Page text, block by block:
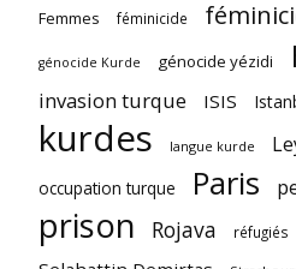
Femmes féminicide
génocide Kurde génocide yézidi
invasion turque ISIS
kurdes langue kurde
occupation turque Paris
prison Rojava réfugiés